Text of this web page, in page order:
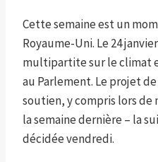
Cette semaine est un
Royaume-Uni. Le 24
multipartite sur le climat
au Parlement. Le projet
soutien, y compris lors
la semaine dernière – la
décidée vendredi.